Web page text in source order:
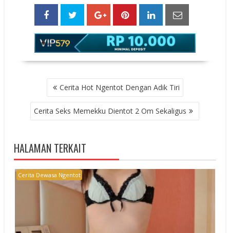
NAVIGATIONCerita Hot Ngentot Dengan Adik Tiri
Cerita Seks Memekku Dientot 2 Om Sekaligus
HALAMAN TERKAIT
Cerita Dewasa Ngentot